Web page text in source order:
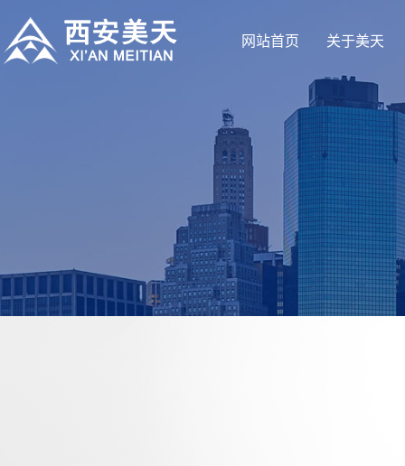
网站首页 关于美天